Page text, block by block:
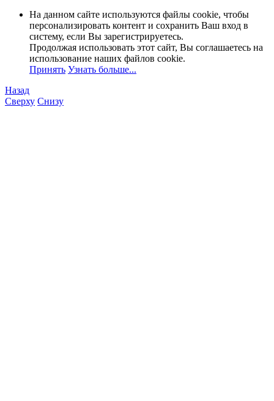
На данном сайте используются файлы cookie, чтобы
персонализировать контент и сохранить Ваш вход в
систему, если Вы зарегистрируетесь.
Продолжая использовать этот сайт, Вы соглашаетесь на
использование наших файлов cookie.
Принять Узнать больше...
Назад
Сверху Снизу